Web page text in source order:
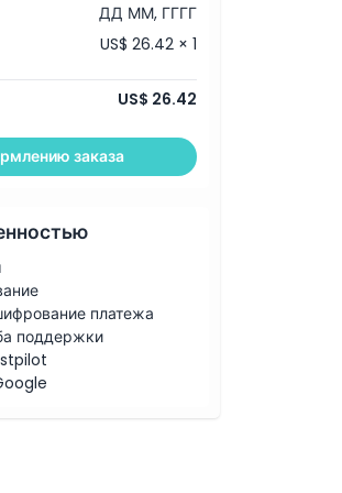
ДД ММ, ГГГГ
US$ 26.42 × 1
US$ 26.42
заказа
платежа
поддержки